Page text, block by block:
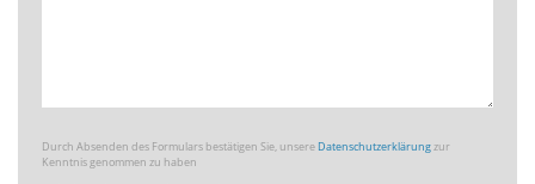
Durch Absenden des Formulars bestätigen Sie, unsereDatenschutzerklärungzur
Kenntnis genommen zu haben